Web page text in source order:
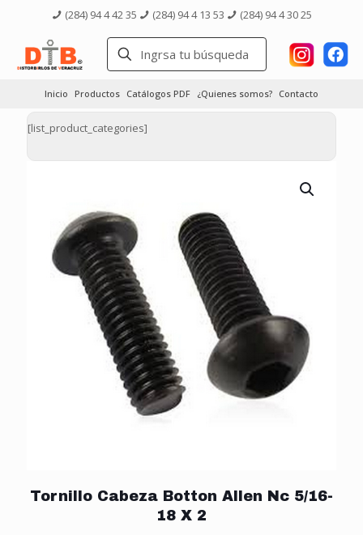
(284) 94 4 42 35 (284) 94 4 13 53 (284) 94 4 30 25
Inicio Productos Catálogos PDF ¿Quienes somos? Contacto
[list_product_categories]
Tornillo Cabeza Botton Allen Nc 5/16-
18 X 2